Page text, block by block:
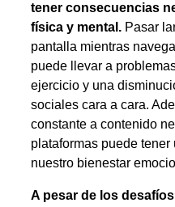
tener consecuencias
física y mental. Pasar
pantalla mientras
puede llevar a
ejercicio y una
sociales cara a cara.
constante a contenido
plataformas puede
nuestro bienestar
A pesar de los